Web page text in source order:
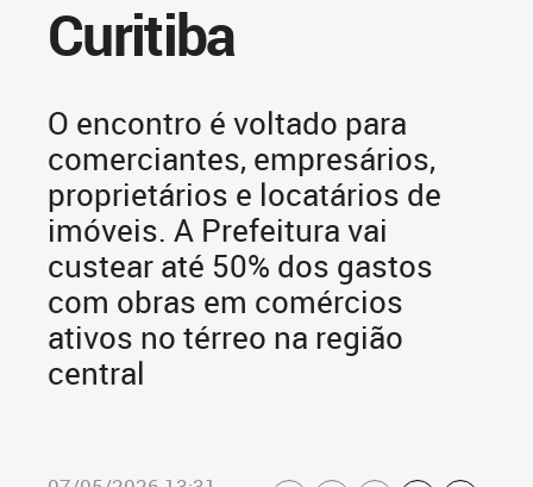
Curitiba
O encontro é voltado para
comerciantes, empresários,
proprietários e locatários de
imóveis. A Prefeitura vai
custear até 50% dos gastos
com obras em comércios
ativos no térreo na região
central